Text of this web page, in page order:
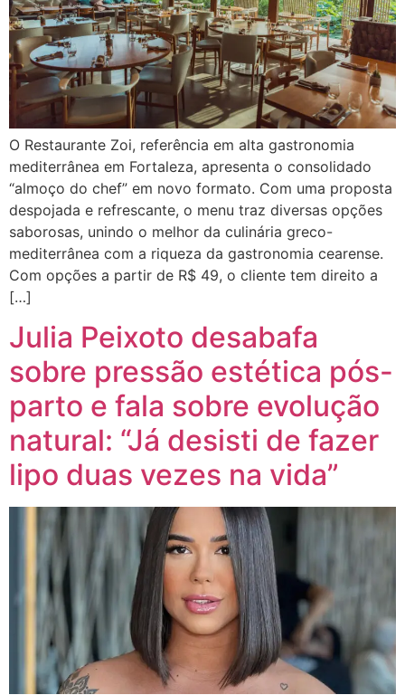
O Restaurante Zoi, referência em alta gastronomia
mediterrânea em Fortaleza, apresenta o consolidado
“almoço do chef” em novo formato. Com uma proposta
despojada e refrescante, o menu traz diversas opções
saborosas, unindo o melhor da culinária greco-
mediterrânea com a riqueza da gastronomia cearense.
Com opções a partir de R$ 49, o cliente tem direito a
[…]
Julia Peixoto desabafa
sobre pressão estética pós-
parto e fala sobre evolução
natural: “Já desisti de fazer
lipo duas vezes na vida”